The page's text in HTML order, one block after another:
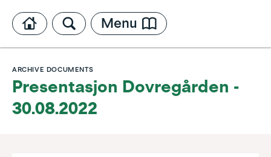
Menu
ARCHIVE DOCUMENTS
Presentasjon Dovregården -
30.08.2022